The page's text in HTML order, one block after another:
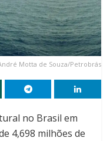
Motta de Souza/Petrobrás
no Brasil em
4,698 milhões de